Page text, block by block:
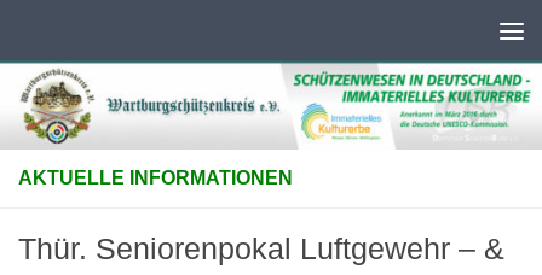
AKTUELLE INFORMATIONEN
Thür. Seniorenpokal Luftgewehr – &